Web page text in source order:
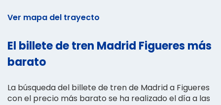
Ver mapa del trayecto
El billete de tren Madrid Figueres más
barato
La búsqueda del billete de tren de Madrid a Figueres
con el precio más barato se ha realizado el día a las